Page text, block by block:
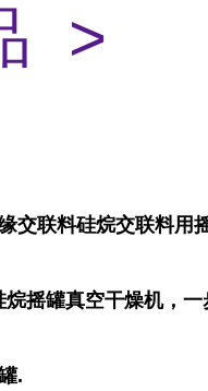
>
交联料硅烷交联料用
摇罐真空干燥机，
.